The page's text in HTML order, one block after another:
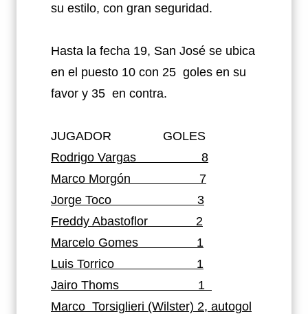
su estilo, con gran seguridad.
Hasta la fecha 19, San José se ubica
en el puesto 10 con 25 goles en su
favor y 35 en contra.
JUGADOR
GOLES
Rodrigo Vargas
8
Marco Morgón
7
Jorge Toco
3
Freddy Abastoflor
2
Marcelo Gomes
1
Luis Torrico
1
Jairo Thoms
1
Marco Torsiglieri (Wilster) 2, autogol